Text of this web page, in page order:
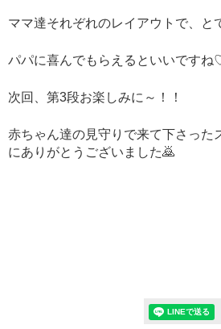
ママ達それぞれのレイアウトで、と
パパに喜んでもらえるといいですね
次回、第3段お楽しみに～！！
赤ちゃん達の見守りで来て下さった
にありがとうございました🙇